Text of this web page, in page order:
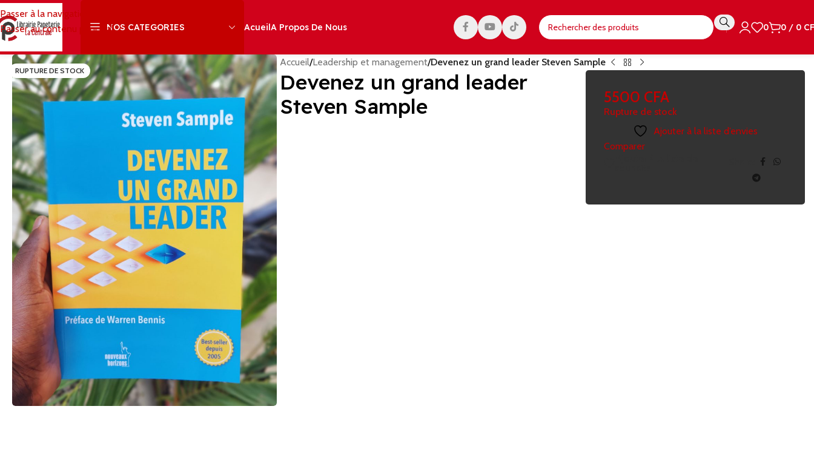
Passer à la navigation
Passer au contenu principalNOS CATEGORIES AcueilA Propos De Nous 0 0 / 0
RUPTURE DE STOCK
Accueil/Leadership et management/Devenez un grand leader Steven Sample
Devenez un grand leader
Steven Sample
5500 CFA
Rupture de stock
Ajouter à la liste d’envies
Comparer